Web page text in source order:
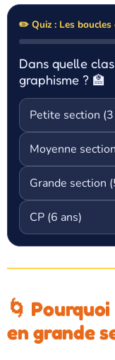
✏️ Quiz : Les boucles
Dans quelle
graphisme ? 🏫
Petite section (3
Moyenne
Grande section
CP (6 ans)
🌀
en grande